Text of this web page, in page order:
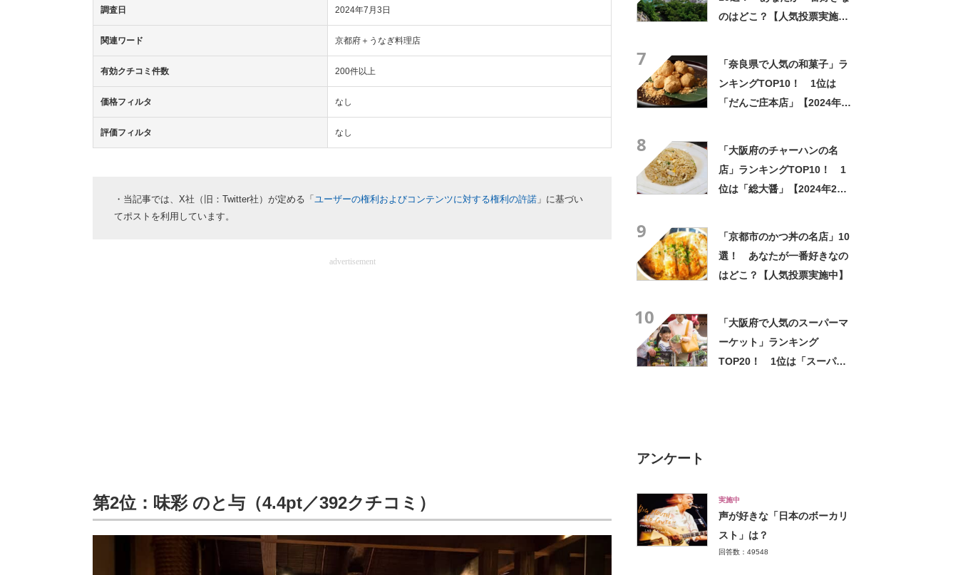
調査日 2024年7月3日
関連ワード 京都府＋うなぎ料理店
有効クチコミ件数 200件以上
価格フィルタ なし
評価フィルタ なし
・当記事では、X社（旧：Twitter社）が定める「 ユーザーの権利およびコンテンツに対する権利の許諾 」に基づい
てポストを利用しています。
advertisement
第2位：味彩 のと与（4.4pt／392クチコミ）
のはどこ？【人気投票実施
7
「奈良県で人気の和菓子」ラ
ンキングTOP10！ 1位は
「だんご庄本店」【2024年1
8
「大阪府のチャーハンの名
店」ランキングTOP10！ 1
位は「総大醤」【2024年2月3
9
「京都市のかつ丼の名店」10
選！ あなたが一番好きなの
はどこ？【人気投票実施中】
10
「大阪府で人気のスーパーマ
ーケット」ランキング
TOP20！ 1位は「スーパー
アンケート
実施中
声が好きな「日本のボーカリ
スト」は？
回答数：49548